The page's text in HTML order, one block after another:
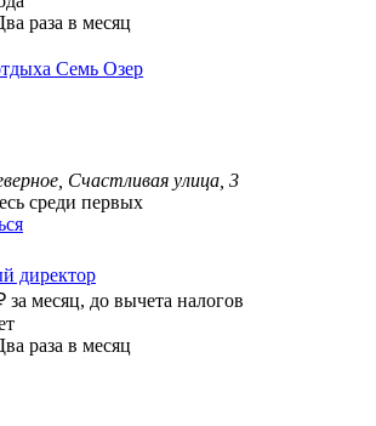
раза в месяц
Семь Озер
Счастливая улица, 3
среди первых
директор
за месяц, до вычета налогов
раза в месяц